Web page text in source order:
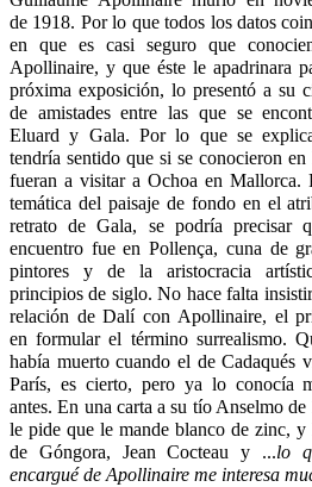
de 1918. Por lo que todos los datos
en que es casi seguro que
Apollinaire, y que éste le apadrinara
próxima exposición, lo presentó a su
de amistades entre las que se
Eluard y Gala. Por lo que se
tendría sentido que si se conocieron en
fueran a visitar a Ochoa en Mallorca.
temática del paisaje de fondo en el
retrato de Gala, se podría precisar
encuentro fue en Pollença, cuna de
pintores y de la aristocracia
principios de siglo. No hace falta
relación de Dalí con Apollinaire, el
en formular el término surrealismo.
había muerto cuando el de Cadaqués
París, es cierto, pero ya lo conocía
antes. En una carta a su tío Anselmo de
le pide que le mande blanco de zinc, y
de Góngora, Jean Cocteau y ...lo
encargué de Apollinaire me interesa